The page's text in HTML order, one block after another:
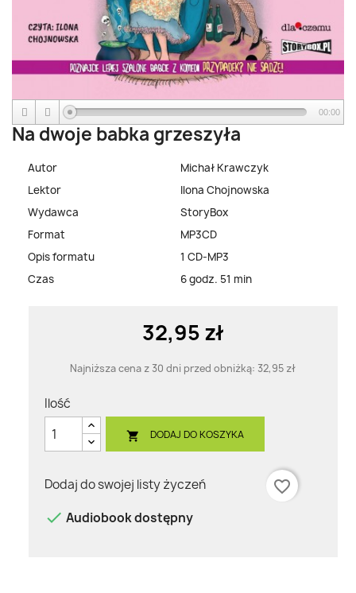
00:00
Na dwoje babka grzeszyła
Autor
Michał Krawczyk
Lektor
Ilona Chojnowska
Wydawca
StoryBox
Format
MP3CD
Opis formatu
1 CD-MP3
Czas
6 godz. 51 min
32,95 zł
Najniższa cena z 30 dni przed obniżką: 32,95 zł
Ilość
 DODAJ DO KOSZYKA
Dodaj do swojej listy życzeń
favorite_border
 Audiobook dostępny